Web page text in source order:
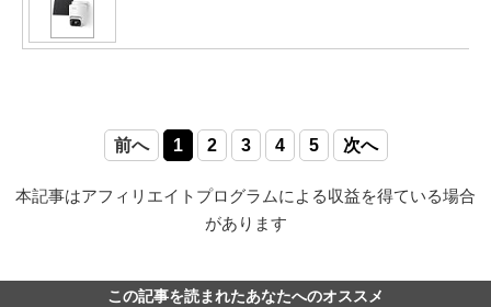
前へ 1 2 3 4 5 次へ
本記事はアフィリエイトプログラムによる収益を得ている場合
があります
この記事を読まれたあなたへのオススメ